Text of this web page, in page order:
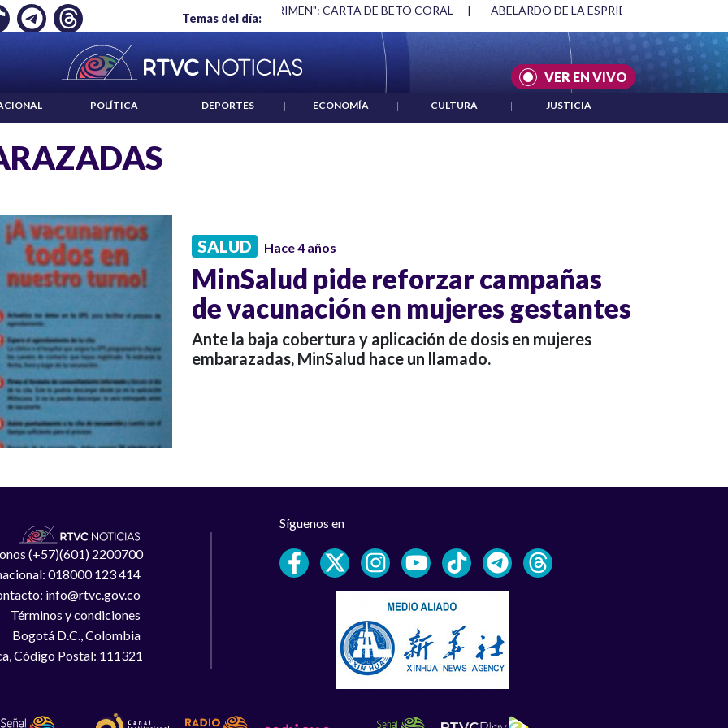
Temas del día:
EMPLEO: JP MORGAN "HABLAR NO ES UN CRIMEN": CARTA DE BETO CORAL | ABELARDO DE LA ESPRIELLA Y DMG
VER EN VIVO
| POLÍTICA | DEPORTES | ECONOMÍA | CULTURA | JUSTICIA
SALUD Hace 4 años
MinSalud pide reforzar campañas
de vacunación en mujeres gestantes
Ante la baja cobertura y aplicación de dosis en mujeres
embarazadas, MinSalud hace un llamado.
(+57)(601) 2200700
018000 123 414
info@rtvc.gov.co
Términos y condiciones
Bogotá D.C., Colombia
Código Postal: 111321
Síguenos en